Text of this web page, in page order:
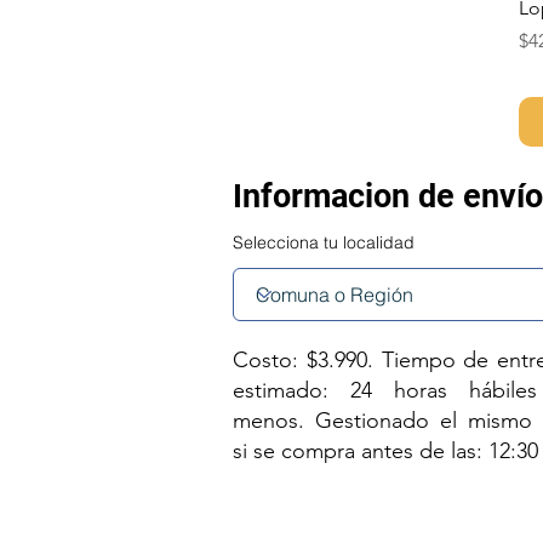
Informacion de
Selecciona tu localidad
Costo: $3.990. Tiempo de
estimado: 24 horas
menos. Gestionado el mismo
si se compra antes de las: 12:30